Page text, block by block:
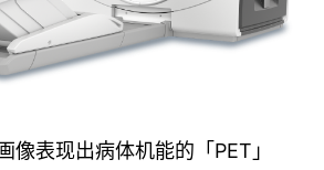
像表现出病体机能的「PET」